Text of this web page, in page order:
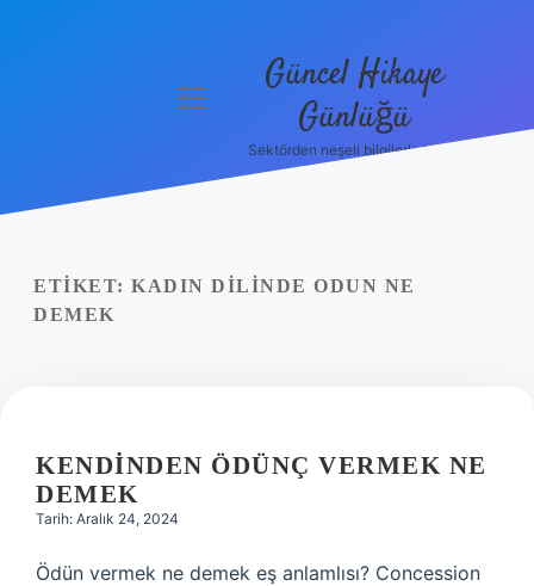
Yasal Uyarı
menüyü
Güncel Hikaye
Günlüğü
Sektörden neşeli bilgilerle tanış!
ETIKET: KADIN DILINDE ODUN NE
DEMEK
KENDINDEN ÖDÜNÇ VERMEK NE
DEMEK
Tarih: Aralık 24, 2024
Ödün vermek ne demek eş anlamlısı? Concession